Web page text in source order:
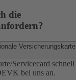
die
Versicherungskarte
Servicecard schnell
bei uns an.